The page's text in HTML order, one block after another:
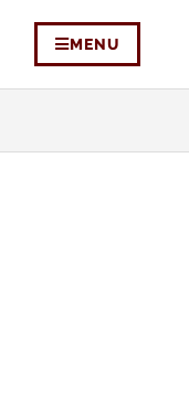
MENU